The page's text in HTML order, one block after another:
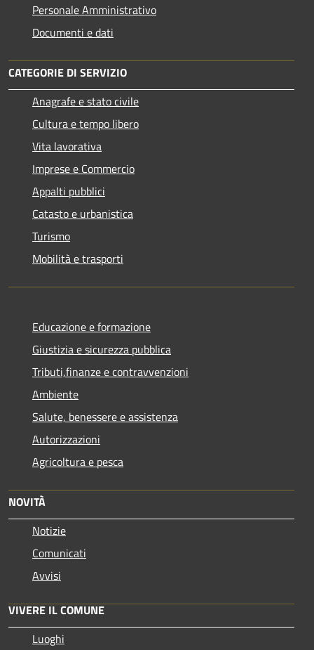
Personale Amministrativo
Documenti e dati
CATEGORIE DI SERVIZIO
Anagrafe e stato civile
Cultura e tempo libero
Vita lavorativa
Imprese e Commercio
Appalti pubblici
Catasto e urbanistica
Turismo
Mobilità e trasporti
Educazione e formazione
Giustizia e sicurezza pubblica
Tributi,finanze e contravvenzioni
Ambiente
Salute, benessere e assistenza
Autorizzazioni
Agricoltura e pesca
NOVITÀ
Notizie
Comunicati
Avvisi
VIVERE IL COMUNE
Luoghi